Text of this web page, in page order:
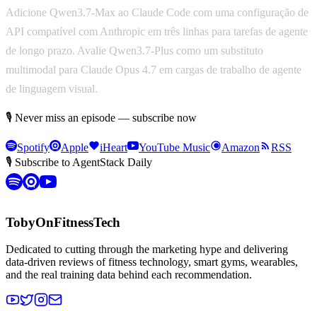
Adicione Qwen3.7-Max ao Claude Code com uma configuração de
API compatível com Anthropic em três linhas para tarefas de agente
de longo prazo. Avalie Qwen3.7-Plus como um substituto
multimodal para Claude Opus 4.7 em cargas de trabalho de agente
de linguagem visual.
🎙 Never miss an episode — subscribe now
Spotify Apple iHeart YouTube Music Amazon
RSS
🎙 Subscribe to AgentStack Daily
TobyOnFitnessTech
Dedicated to cutting through the marketing hype and delivering
data-driven reviews of fitness technology, smart gyms, wearables,
and the real training data behind each recommendation.